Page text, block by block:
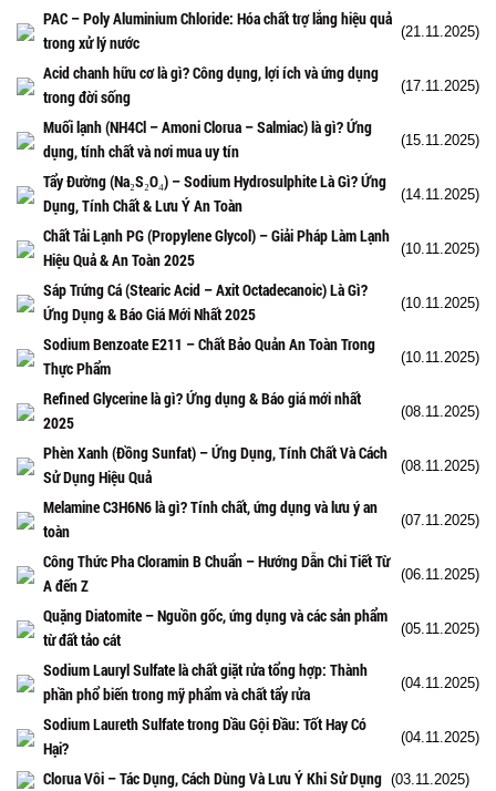
PAC – Poly Aluminium Chloride: Hóa chất trợ lắng hiệu quả
trong xử lý nước
(21.11.2025)
Acid chanh hữu cơ là gì? Công dụng, lợi ích và ứng dụng
trong đời sống
(17.11.2025)
Muối lạnh (NH4Cl – Amoni Clorua – Salmiac) là gì? Ứng
dụng, tính chất và nơi mua uy tín
(15.11.2025)
Tẩy Đường (Na₂S₂O₄) – Sodium Hydrosulphite Là Gì? Ứng
Dụng, Tính Chất & Lưu Ý An Toàn
(14.11.2025)
Chất Tải Lạnh PG (Propylene Glycol) – Giải Pháp Làm Lạnh
Hiệu Quả & An Toàn 2025
(10.11.2025)
Sáp Trứng Cá (Stearic Acid – Axit Octadecanoic) Là Gì?
Ứng Dụng & Báo Giá Mới Nhất 2025
(10.11.2025)
Sodium Benzoate E211 – Chất Bảo Quản An Toàn Trong
Thực Phẩm
(10.11.2025)
Refined Glycerine là gì? Ứng dụng & Báo giá mới nhất
2025
(08.11.2025)
Phèn Xanh (Đồng Sunfat) – Ứng Dụng, Tính Chất Và Cách
Sử Dụng Hiệu Quả
(08.11.2025)
Melamine C3H6N6 là gì? Tính chất, ứng dụng và lưu ý an
toàn
(07.11.2025)
Công Thức Pha Cloramin B Chuẩn – Hướng Dẫn Chi Tiết Từ
A đến Z
(06.11.2025)
Quặng Diatomite – Nguồn gốc, ứng dụng và các sản phẩm
từ đất tảo cát
(05.11.2025)
Sodium Lauryl Sulfate là chất giặt rửa tổng hợp: Thành
phần phổ biến trong mỹ phẩm và chất tẩy rửa
(04.11.2025)
Sodium Laureth Sulfate trong Dầu Gội Đầu: Tốt Hay Có
Hại?
(04.11.2025)
Clorua Vôi – Tác Dụng, Cách Dùng Và Lưu Ý Khi Sử Dụng (03.11.2025)